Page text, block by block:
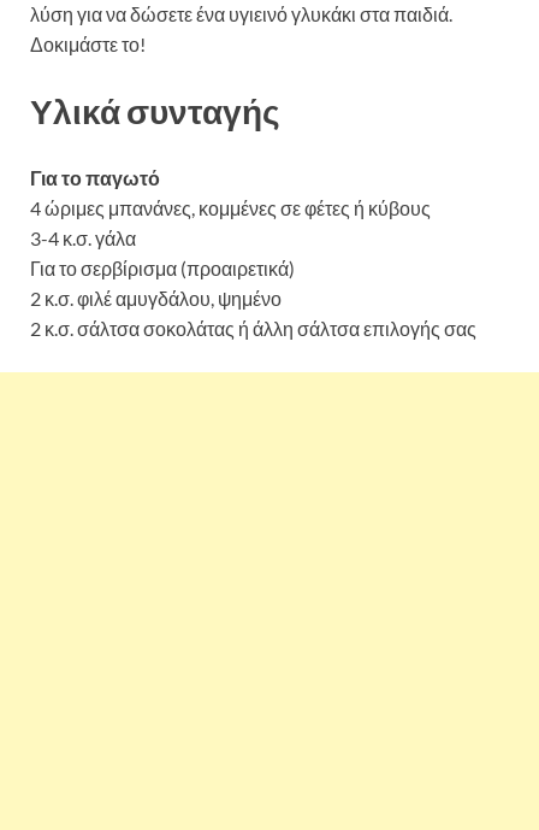
λύση για να δώσετε ένα υγιεινό γλυκάκι στα παιδιά.
Δοκιμάστε το!
Υλικά συνταγής
Για το παγωτό
4 ώριμες μπανάνες, κομμένες σε φέτες ή κύβους
3-4 κ.σ. γάλα
Για το σερβίρισμα (προαιρετικά)
2 κ.σ. φιλέ αμυγδάλου, ψημένο
2 κ.σ. σάλτσα σοκολάτας ή άλλη σάλτσα επιλογής σας